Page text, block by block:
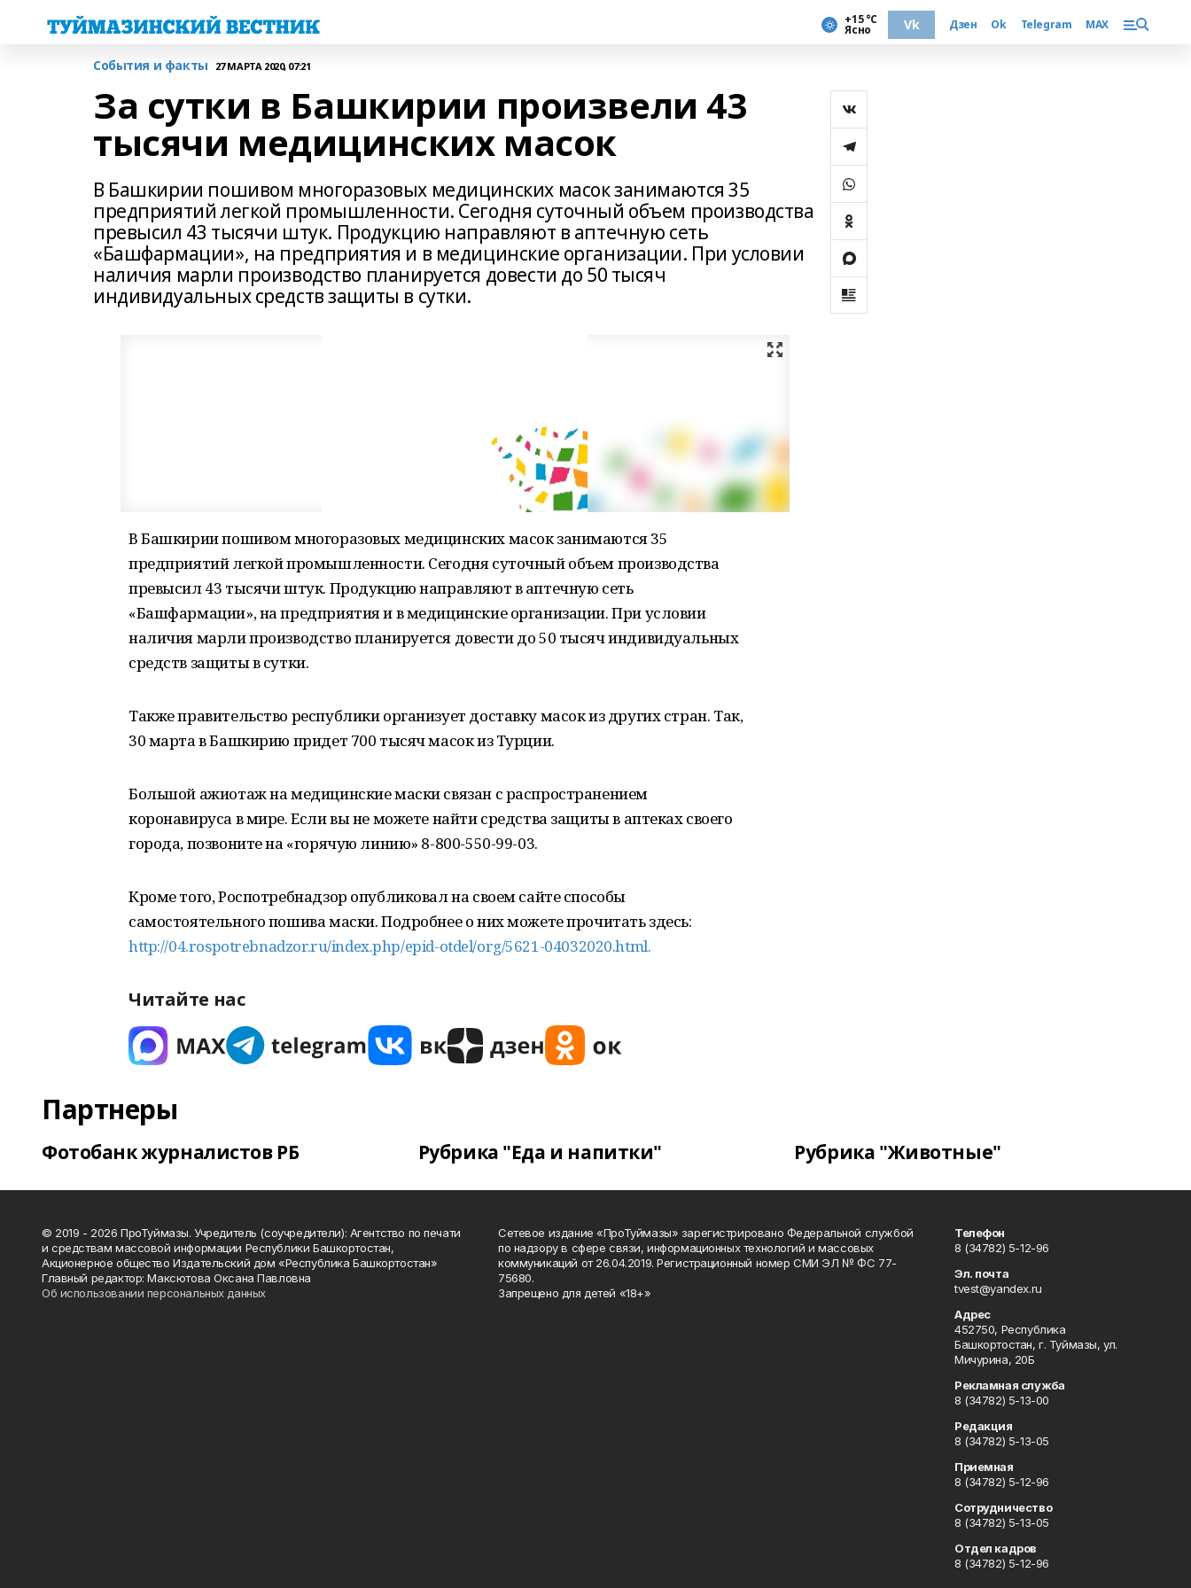
+15 °С
Ясно Vk Дзен Ok Telegram MAX
События и факты 27 МАРТА 2020, 07:21
За сутки в Башкирии произвели 43
тысячи медицинских масок
В Башкирии пошивом многоразовых медицинских масок занимаются 35
предприятий легкой промышленности. Сегодня суточный объем производства
превысил 43 тысячи штук. Продукцию направляют в аптечную сеть
«Башфармации», на предприятия и в медицинские организации. При условии
наличия марли производство планируется довести до 50 тысяч
индивидуальных средств защиты в сутки.
В Башкирии пошивом многоразовых медицинских масок занимаются 35
предприятий легкой промышленности. Сегодня суточный объем производства
превысил 43 тысячи штук. Продукцию направляют в аптечную сеть
«Башфармации», на предприятия и в медицинские организации. При условии
наличия марли производство планируется довести до 50 тысяч индивидуальных
средств защиты в сутки.
Также правительство республики организует доставку масок из других стран. Так,
30 марта в Башкирию придет 700 тысяч масок из Турции.
Большой ажиотаж на медицинские маски связан с распространением
коронавируса в мире. Если вы не можете найти средства защиты в аптеках своего
города, позвоните на «горячую линию» 8-800-550-99-03.
Кроме того, Роспотребнадзор опубликовал на своем сайте способы
самостоятельного пошива маски. Подробнее о них можете прочитать здесь:
http://04.rospotrebnadzor.ru/index.php/epid-otdel/org/5621-04032020.html.
Читайте нас
Партнеры
Фотобанк журналистов РБ Рубрика "Еда и напитки" Рубрика "Животные"
© 2019 - 2026 ПроТуймазы. Учредитель (соучредители): Агентство по печати
и средствам массовой информации Республики Башкортостан,
Акционерное общество Издательский дом «Республика Башкортостан»
Главный редактор: Максютова Оксана Павловна
Об использовании персональных данных
Сетевое издание «ПроТуймазы» зарегистрировано Федеральной службой
по надзору в сфере связи, информационных технологий и массовых
коммуникаций от 26.04.2019. Регистрационный номер СМИ ЭЛ № ФС 77-
75680.
Запрещено для детей «18+»
Телефон
8 (34782) 5-12-96
Эл. почта
tvest@yandex.ru
Адрес
452750, Республика
Башкортостан, г. Туймазы, ул.
Мичурина, 20Б
Рекламная служба
8 (34782) 5-13-00
Редакция
8 (34782) 5-13-05
Приемная
8 (34782) 5-12-96
Сотрудничество
8 (34782) 5-13-05
Отдел кадров
8 (34782) 5-12-96